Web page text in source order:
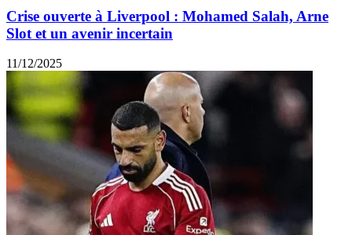
Crise ouverte à Liverpool : Mohamed Salah, Arne
Slot et un avenir incertain
11/12/2025